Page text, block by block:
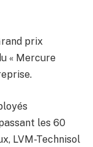
prix
« Mercure
les 60
LVM-Technisol